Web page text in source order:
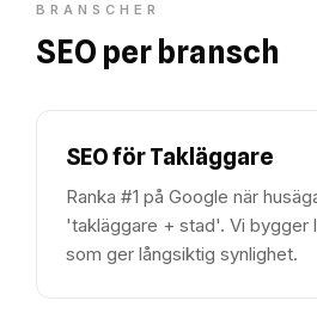
BRANSCHER
SEO per bransch
SEO förTakläggare
Ranka #1 på Google när
'takläggare + stad'. Vi bygger
som ger långsiktig synlighet.